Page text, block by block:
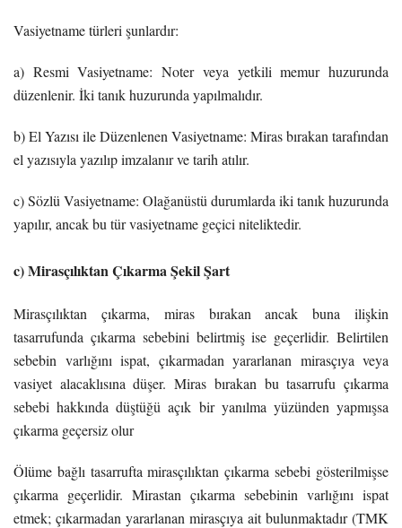
Vasiyetname türleri şunlardır:
a) Resmi Vasiyetname: Noter veya yetkili memur huzurunda
düzenlenir. İki tanık huzurunda yapılmalıdır.
b) El Yazısı ile Düzenlenen Vasiyetname: Miras bırakan tarafından
el yazısıyla yazılıp imzalanır ve tarih atılır.
c) Sözlü Vasiyetname: Olağanüstü durumlarda iki tanık huzurunda
yapılır, ancak bu tür vasiyetname geçici niteliktedir.
c) Mirasçılıktan Çıkarma Şekil Şart
Mirasçılıktan çıkarma, miras bırakan ancak buna ilişkin
tasarrufunda çıkarma sebebini belirtmiş ise geçerlidir. Belirtilen
sebebin varlığını ispat, çıkarmadan yararlanan mirasçıya veya
vasiyet alacaklısına düşer. Miras bırakan bu tasarrufu çıkarma
sebebi hakkında düştüğü açık bir yanılma yüzünden yapmışsa
çıkarma geçersiz olur
Ölüme bağlı tasarrufta mirasçılıktan çıkarma sebebi gösterilmişse
çıkarma geçerlidir. Mirastan çıkarma sebebinin varlığını ispat
etmek; çıkarmadan yararlanan mirasçıya ait bulunmaktadır (TMK